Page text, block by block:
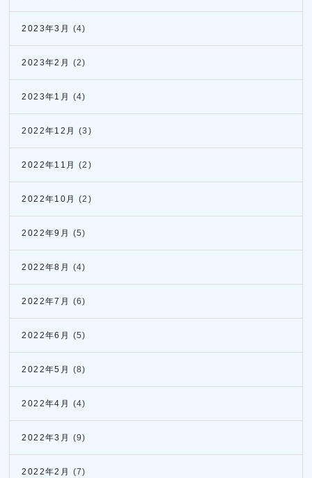
2023年3月 (4)
2023年2月 (2)
2023年1月 (4)
2022年12月 (3)
2022年11月 (2)
2022年10月 (2)
2022年9月 (5)
2022年8月 (4)
2022年7月 (6)
2022年6月 (5)
2022年5月 (8)
2022年4月 (4)
2022年3月 (9)
2022年2月 (7)